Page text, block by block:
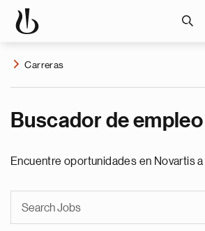
Carreras
Buscador de empleo
Encuentre oportunidades en Novartis